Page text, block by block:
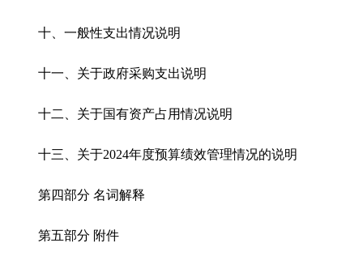
十、一般性支出情况说明
十一、关于政府采购支出说明
十二、关于国有资产占用情况说明
十三、关于2024年度预算绩效管理情况的说明
第四部分 名词解释
第五部分 附件